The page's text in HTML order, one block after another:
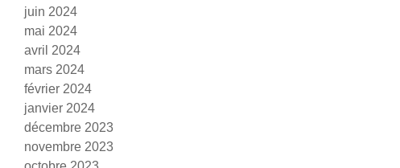
juin 2024
mai 2024
avril 2024
mars 2024
février 2024
janvier 2024
décembre 2023
novembre 2023